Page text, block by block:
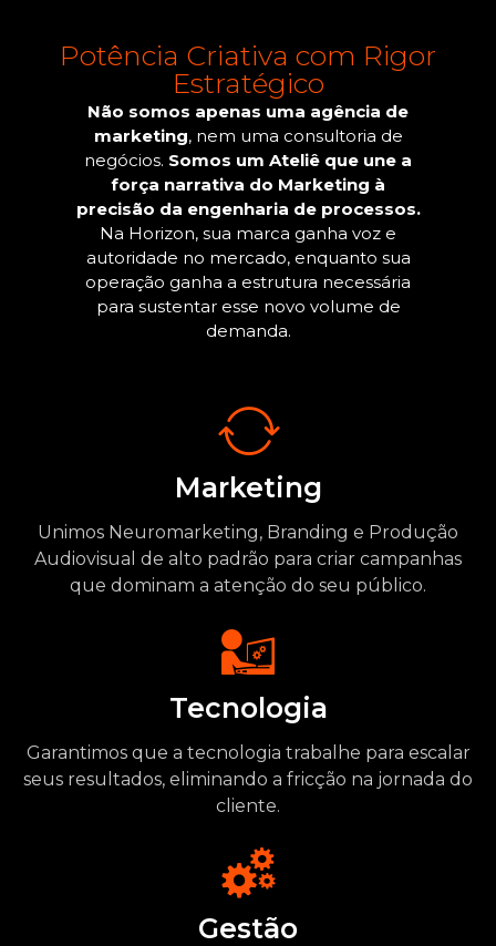
Potência Criativa com Rigor
Estratégico
Não somos apenas uma agência de
marketing,nem uma consultoria de
negócios. Somos um Ateliê que une a
força narrativa do Marketing à
precisão da engenharia de processos.
Na Horizon, sua marca ganha voz e
autoridade no mercado, enquanto sua
operação ganha a estrutura necessária
para sustentar esse novo volume de
demanda.
Marketing
Unimos Neuromarketing, Branding e Produção
Audiovisual de alto padrão para criar campanhas
que dominam a atenção do seu público.
Tecnologia
Garantimos que a tecnologia trabalhe para escalar
seus resultados, eliminando a fricção na jornada do
cliente.
Gestão